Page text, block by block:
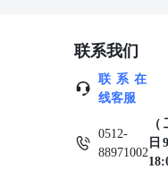
包大模型商业化发布以
，由2024年初的千亿级提
增长超过1000倍，AI推理
层蛋糕”：Token经济时代
竞争”进入“Token经济竞
《AIisAFiveLayerCake》
、芯片、基础设施、模型
联系我们
联系在
线客服
0512-
88971002
日